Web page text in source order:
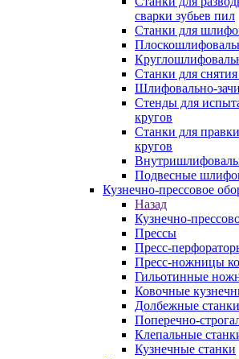
сварки зубьев пил
Станки для
Станки для снятия
Шлифовально-
Стенды для
кругов
Станки для
кругов
Подвесные
Кузнечно-прессовое
Назад
Кузнечно-
Прессы
Пресс-
Пресс-ножницы
Гильотинные
Ковочные
Долбежные станки
Поперечно-
Клепальные
Кузнечные станки